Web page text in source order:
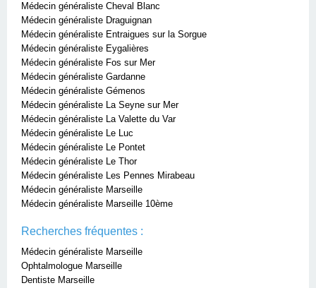
Médecin généraliste Cheval Blanc
Médecin généraliste Draguignan
Médecin généraliste Entraigues sur la Sorgue
Médecin généraliste Eygalières
Médecin généraliste Fos sur Mer
Médecin généraliste Gardanne
Médecin généraliste Gémenos
Médecin généraliste La Seyne sur Mer
Médecin généraliste La Valette du Var
Médecin généraliste Le Luc
Médecin généraliste Le Pontet
Médecin généraliste Le Thor
Médecin généraliste Les Pennes Mirabeau
Médecin généraliste Marseille
Médecin généraliste Marseille 10ème
Recherches fréquentes :
Médecin généraliste Marseille
Ophtalmologue Marseille
Dentiste Marseille